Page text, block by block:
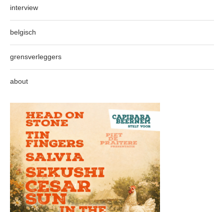
interview
belgisch
grensverleggers
about